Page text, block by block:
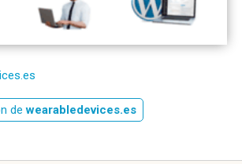
dewearabledevices.es